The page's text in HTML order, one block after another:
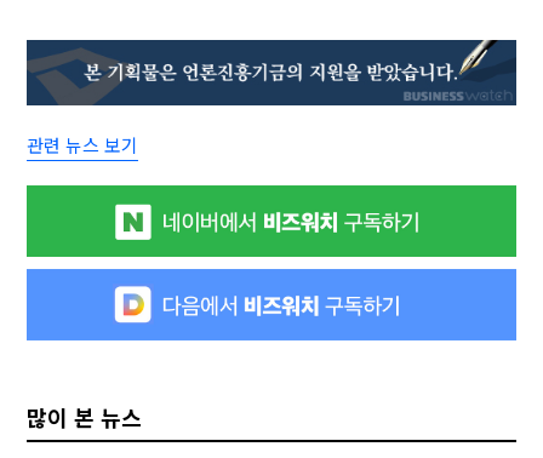
관련 뉴스 보기
많이 본 뉴스